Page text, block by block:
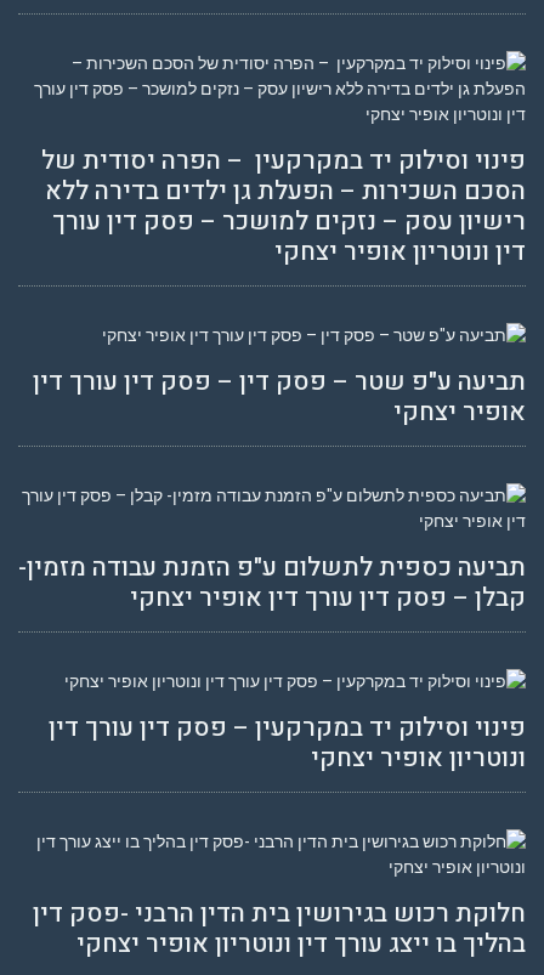
פינוי וסילוק יד במקרקעין – הפרה יסודית של
הסכם השכירות – הפעלת גן ילדים בדירה ללא
רישיון עסק – נזקים למושכר – פסק דין עורך
דין ונוטריון אופיר יצחקי
תביעה ע"פ שטר – פסק דין – פסק דין עורך דין
אופיר יצחקי
תביעה כספית לתשלום ע"פ הזמנת עבודה מזמין-
קבלן – פסק דין עורך דין אופיר יצחקי
פינוי וסילוק יד במקרקעין – פסק דין עורך דין
ונוטריון אופיר יצחקי
חלוקת רכוש בגירושין בית הדין הרבני -פסק דין
בהליך בו ייצג עורך דין ונוטריון אופיר יצחקי